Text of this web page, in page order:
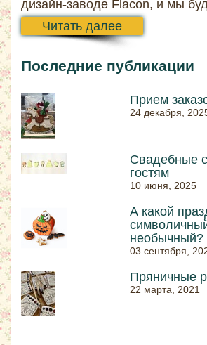
дизайн-заводе Flacon, и мы
Читать далее
Последние публикации
Прием
24 декабря,
Свадебные
гостям
10 июня, 2025
А какой
необычный?
03 сентября,
Пряничные
22 марта, 2021